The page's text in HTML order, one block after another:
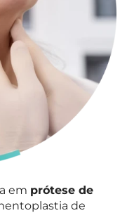
em prótese de
de